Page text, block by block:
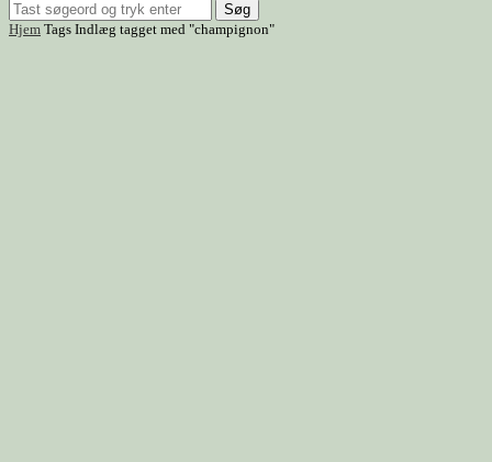
Søg
Hjem Tags Indlæg tagget med "champignon"